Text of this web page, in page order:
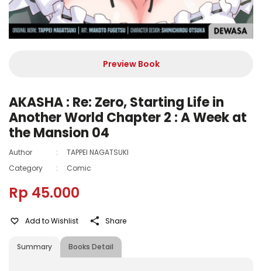
Preview Book
AKASHA : Re: Zero, Starting Life in
Another World Chapter 2 : A Week at
the Mansion 04
Author :
TAPPEI NAGATSUKI
Category
: Comic
Rp 45.000
Summary Books Detail
Add to Wishlist Share